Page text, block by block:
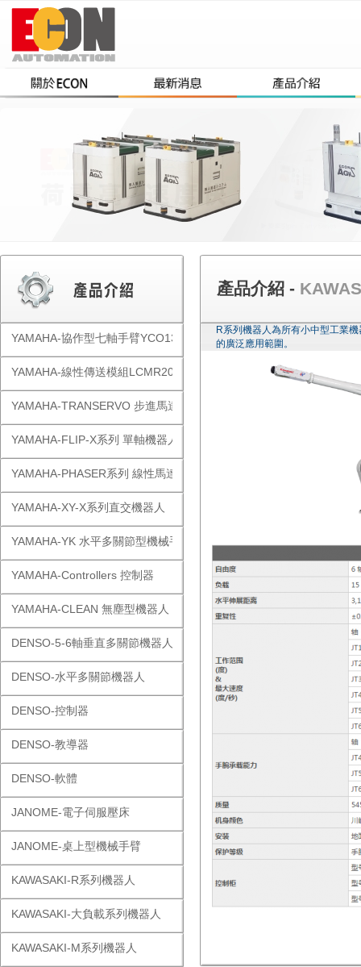
YAMAHA-協作型七軸手臂YCO1300
YAMAHA-線性傳送模組LCMR200
YAMAHA-TRANSERVO 步進馬達單軸
YAMAHA-FLIP-X系列 單軸機器人
YAMAHA-PHASER系列 線性馬達
YAMAHA-XY-X系列直交機器人
YAMAHA-YK 水平多關節型機械手
YAMAHA-Controllers 控制器
YAMAHA-CLEAN 無塵型機器人
DENSO-5-6軸垂直多關節機器人
DENSO-水平多關節機器人
DENSO-控制器
DENSO-教導器
DENSO-軟體
JANOME-電子伺服壓床
JANOME-桌上型機械手臂
KAWASAKI-R系列機器人
KAWASAKI-大負載系列機器人
KAWASAKI-M系列機器人
產品介紹 -
R系列機器人為所有小中型工業
的廣泛應用範圍。